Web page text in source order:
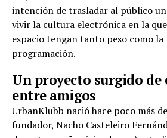
intención de trasladar al público
vivir la cultura electrónica en la
espacio tengan tanto peso como
programación.
Un proyecto surgido de
entre amigos
UrbanKlubb nació hace poco más
fundador, Nacho Casteleiro